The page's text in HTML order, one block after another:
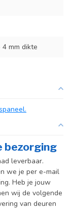
mm dikte
bezorging
leverbaar.
we je per e-mail
Heb je jouw
wij de volgende
van deuren